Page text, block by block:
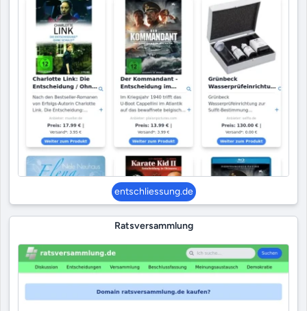
entschliessung.de
Ratsversammlung